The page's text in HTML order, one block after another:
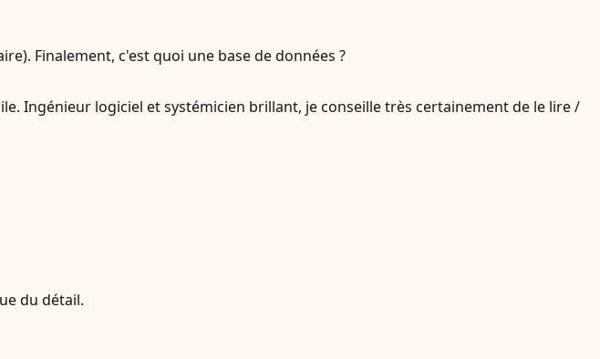
Finalement, c'est quoi une base de données ?
Ingénieur logiciel et systémicien brillant, je conseille très certainement de le lire /
du détail.